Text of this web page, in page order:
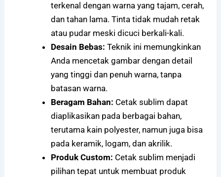
terkenal dengan warna yang tajam, cerah,
dan tahan lama. Tinta tidak mudah retak
atau pudar meski dicuci berkali-kali.
Desain Bebas: Teknik ini memungkinkan
Anda mencetak gambar dengan detail
yang tinggi dan penuh warna, tanpa
batasan warna.
Beragam Bahan: Cetak sublim dapat
diaplikasikan pada berbagai bahan,
terutama kain polyester, namun juga bisa
pada keramik, logam, dan akrilik.
Produk Custom: Cetak sublim menjadi
pilihan tepat untuk membuat produk